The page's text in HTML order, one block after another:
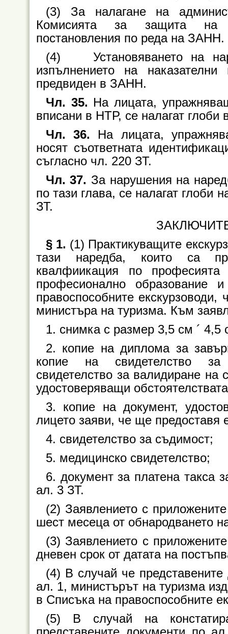
(3) За налагане на
Комисията за защита на
постановления по реда на ЗАНН.
(4) Установяването на
изпълнението на
предвиден в ЗАНН.
Чл. 35. На лицата,
вписани в НТР, се налагат глоби
Чл. 36. На лицата,
носят съответната
съгласно чл. 220 ЗТ.
Чл. 37. За нарушения на
по тази глава, се налагат глоби
ЗТ.
§ 1. (1) Практикуващите
тази наредба, които са
квалфиикация по
професионално
правоспособните
министъра на туризма. Към
1. снимка с размер 3,5 см ´ 4,5
2. копие на диплома за
копие на свидетелство за
свидетелство за валидиране
удостоверяващи
3. копие на документ,
лицето заяви, че ще предоставя
4. свидетелство за съдимост;
5. медицинско свидетелство;
6. документ за платена такса
ал. 3 ЗТ.
(2) Заявлението с
шест месеца от обнародването
(3) Заявлението с
дневен срок от датата на
(4) В случай че представените
ал. 1, министърът на туризма
в Списъка на правоспособните
(5) В случай на